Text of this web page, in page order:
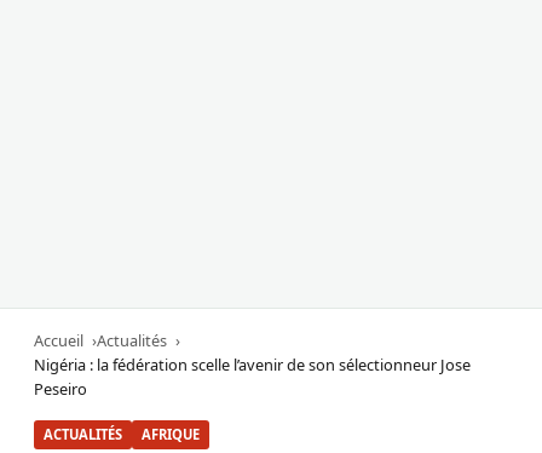
Accueil
Actualités
Nigéria : la fédération scelle l’avenir de son sélectionneur Jose
Peseiro
ACTUALITÉS AFRIQUE